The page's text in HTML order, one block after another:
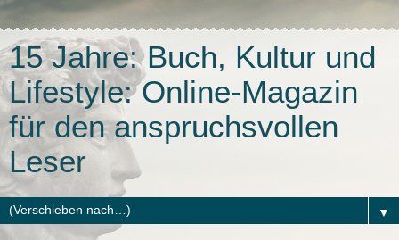
15 Jahre: Buch, Kultur und
Lifestyle: Online-Magazin
für den anspruchsvollen
Leser
▼